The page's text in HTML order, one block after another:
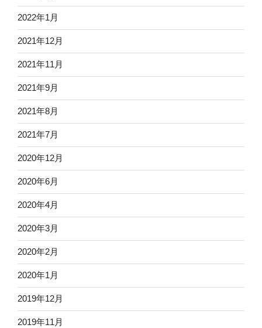
2022年1月
2021年12月
2021年11月
2021年9月
2021年8月
2021年7月
2020年12月
2020年6月
2020年4月
2020年3月
2020年2月
2020年1月
2019年12月
2019年11月